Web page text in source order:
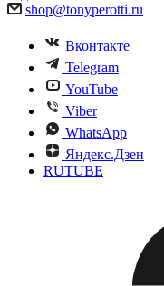
shop@tonyperotti.ru
Вконтакте
Telegram
YouTube
Viber
WhatsApp
Яндекс.Дзен
RUTUBE